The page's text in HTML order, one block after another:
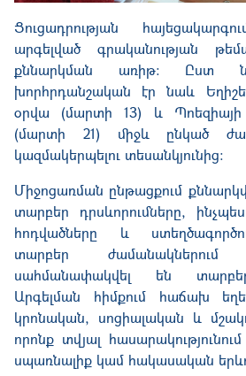
Ցուցադրության
արգելված գրականության
քննարկման առիթ։ Ըստ
խորհրդանշական էր նաև
օրվա (մարտի 13) և Պոեզիայի
(մարտի 21) միջև ընկած
կազմակերպելու տեսանկյունից։
Միջոցառման ընթացքում
տարբեր դրսևորումները,
հոդվածները և
տարբեր
սահմանափակվել են
Արգելման հիմքում հաճախ
կրոնական, սոցիալական և
որոնք տվյալ
սպառնալիք կամ հակասական